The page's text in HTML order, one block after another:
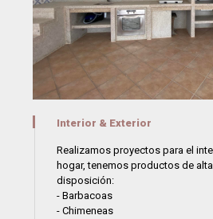
Interior & Exterior
Realizamos proyectos para el
hogar, tenemos productos de
disposición:
- Barbacoas
- Chimeneas